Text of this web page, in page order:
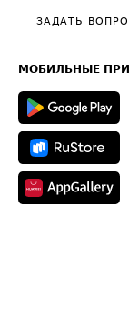
Общие положения
Полезное по
Техническая
ЗАДАТЬ
МОБИЛЬНЫЕ